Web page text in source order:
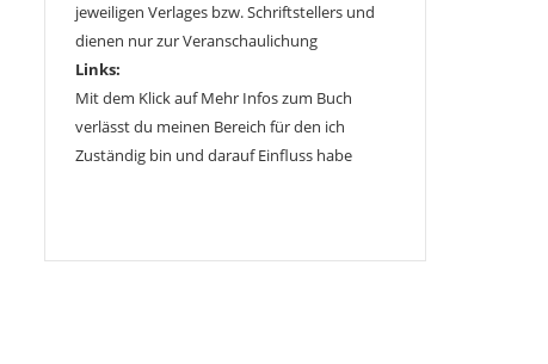
jeweiligen Verlages bzw. Schriftstellers und
dienen nur zur Veranschaulichung
Links:
Mit dem Klick auf Mehr Infos zum Buch
verlässt du meinen Bereich für den ich
Zuständig bin und darauf Einfluss habe